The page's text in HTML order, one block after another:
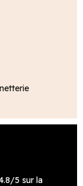
5 sur la